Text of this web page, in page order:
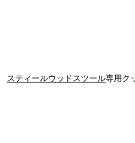
スティールウッドスツール専用ク